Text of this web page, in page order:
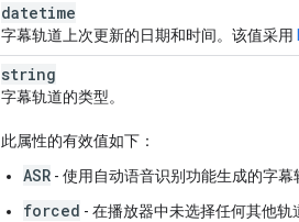
datetime
字幕轨道上次更新的日期和时间。该值采用
string
字幕轨道的类型。
此属性的有效值如下：
ASR - 使用自动语音识别功能生成的字幕
forced - 在播放器中未选择任何其他